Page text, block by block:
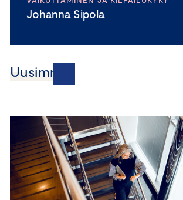
Johanna Sipola
Uusimmat